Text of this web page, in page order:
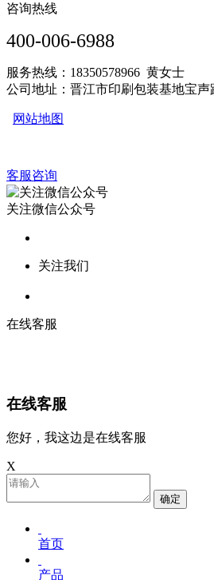
咨询热线
400-006-6988
服务热线：18350578966 黄女士
公司地址：晋江市印刷包装基地宝声
网站地图
客服咨询
关注微信公众号
关注我们
在线客服
在线客服
您好，我这边是在线客服
X
确定
首页
产品